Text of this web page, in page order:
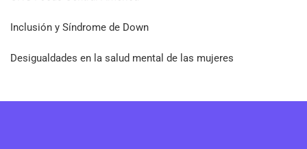
Inclusión y Síndrome de Down
Desigualdades en la salud mental de las mujeres